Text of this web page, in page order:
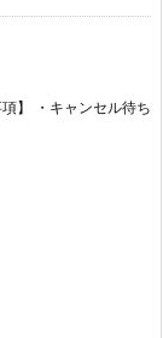
】 ・キャンセル待ち